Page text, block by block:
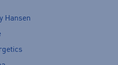
Hansen